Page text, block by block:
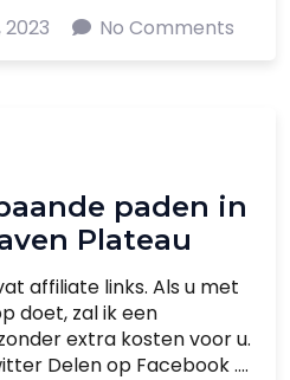
No Comments
paden in
Plateau
affiliate links. Als u met
doet, zal ik een
extra kosten voor u.
Delen op Facebook ....